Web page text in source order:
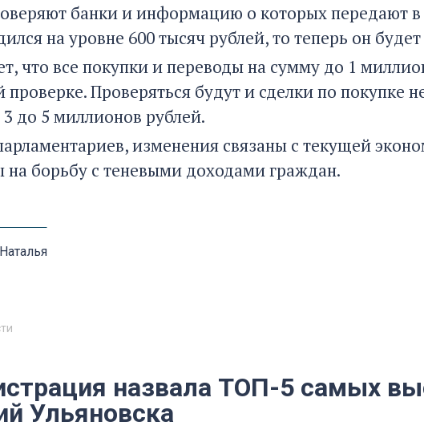
банки и информацию о которых передают в
на уровне 600 тысяч рублей, то теперь он
что все покупки и переводы на сумму до 1
проверке. Проверяться будут и сделки по покупке
до 5 миллионов рублей.
изменения связаны с текущей
на борьбу с теневыми доходами граждан.
назвала ТОП-5 самых
Ульяновска